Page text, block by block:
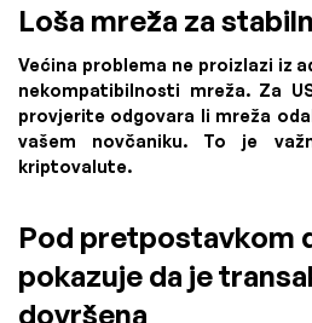
Loša mreža za
Većina problema ne proizlazi iz
nekompatibilnosti mreža. Za
provjerite odgovara li mreža
vašem novčaniku. To je
kriptovalute.
Pod pretpostavkom
pokazuje da je
dovršena